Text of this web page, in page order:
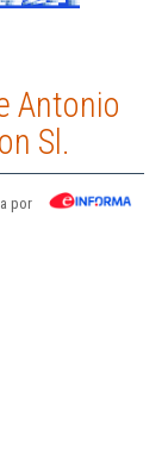
Antonio
Sl.
por